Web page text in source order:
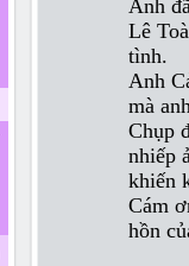
Anh
Lê
tình.
Anh
mà
Chụp
nhiếp
khiến
Cám
hồn